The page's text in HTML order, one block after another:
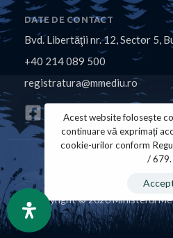
DATE DE CONTACT
Bvd. Libertăţii nr. 12, Sector 5,
+40 214 089 500
registratura@mmediu.ro
Copyright © 2026 Ministerul
Acest website folosește
continuare vă exprimați
cookie-urilor conform
/ 679.